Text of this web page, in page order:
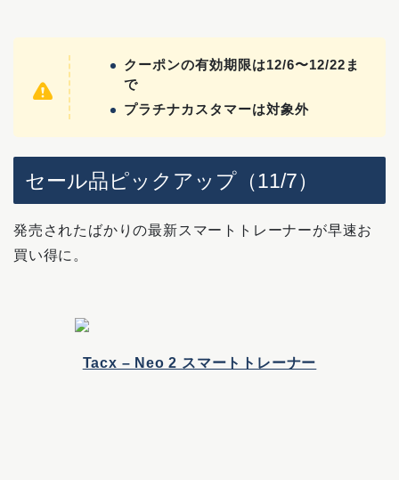
クーポンの有効期限は12/6〜12/22ま
で
プラチナカスタマーは対象外
セール品ピックアップ（11/7）
発売されたばかりの最新スマートトレーナーが早速お
買い得に。
Tacx – Neo 2 スマートトレーナー